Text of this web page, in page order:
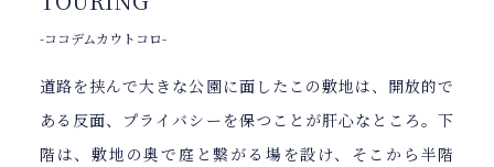
-ココデムカウトコロ-
道路を挟んで大きな公園に面したこの敷地は、開放的で
ある反面、プライバシーを保つことが肝心なところ。下
階は、敷地の奥で庭と繋がる場を設け、そこから半階